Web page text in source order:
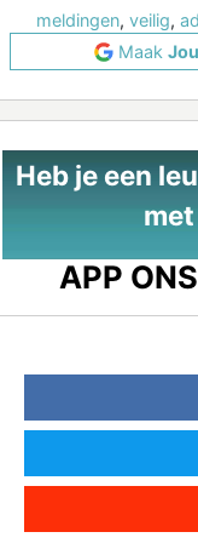
meldingen, veilig,
Maak
Heb je een
APP